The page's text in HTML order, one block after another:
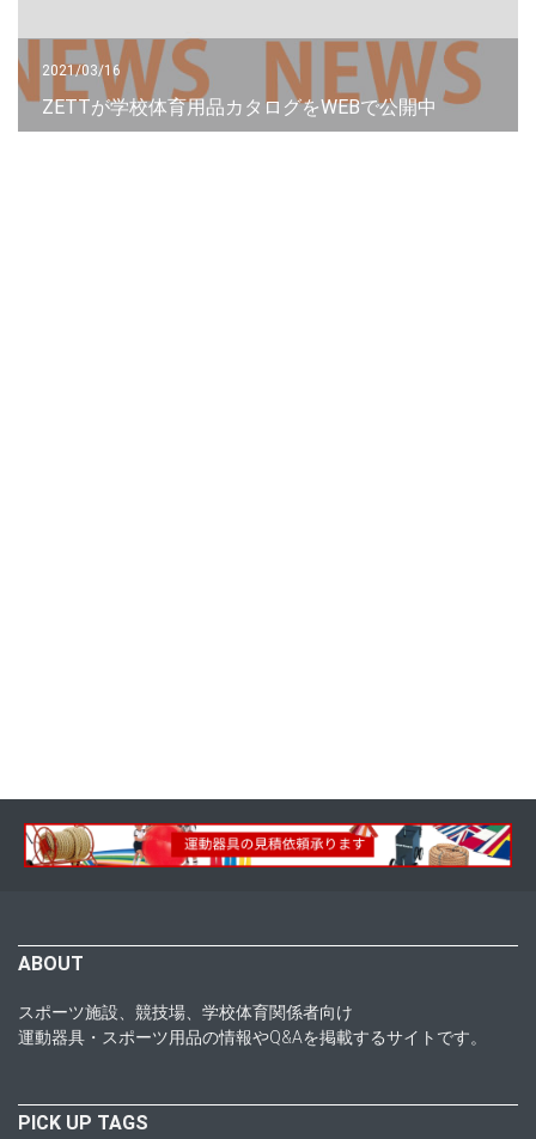
2021/03/16
ZETTが学校体育用品カタログをWEBで公開中
ABOUT
スポーツ施設、競技場、学校体育関係者向け
運動器具・スポーツ用品の情報やQ&Aを掲載するサイトです。
PICK UP TAGS